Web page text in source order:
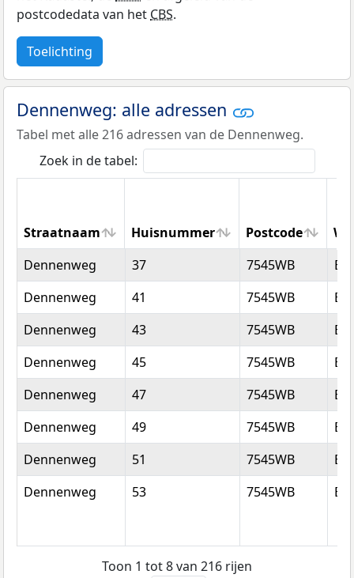
postcodedata van hetCBS.
Toelichting
Dennenweg: alle adressen
Tabel met alle 216 adressen van de Dennenweg.
Zoek in de tabel:
Straatnaam Huisnummer Postcode
Straatnaam
Huisnummer Postcode
Dennenweg 37 7545WB
Dennenweg
41 7545WB
Dennenweg
43 7545WB
Dennenweg
45 7545WB
Dennenweg
47 7545WB
Dennenweg
49 7545WB
Dennenweg
51 7545WB
Dennenweg
53 7545WB
Toon 1 tot 8 van 216 rijen